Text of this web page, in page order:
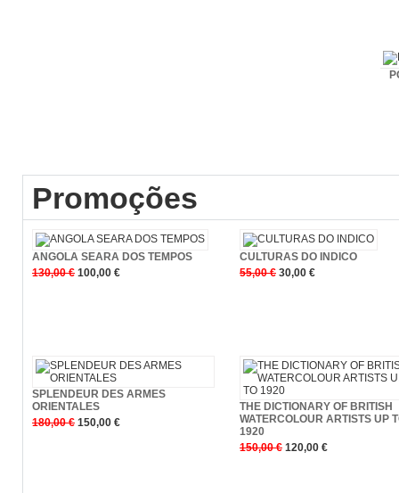
Promoções
ANGOLA SEARA DOS TEMPOS
130,00 € 100,00 €
CULTURAS DO INDICO
55,00 € 30,00 €
SPLENDEUR DES ARMES
ORIENTALES
180,00 € 150,00 €
THE DICTIONARY OF BRITISH
WATERCOLOUR ARTISTS UP
1920
150,00 € 120,00 €